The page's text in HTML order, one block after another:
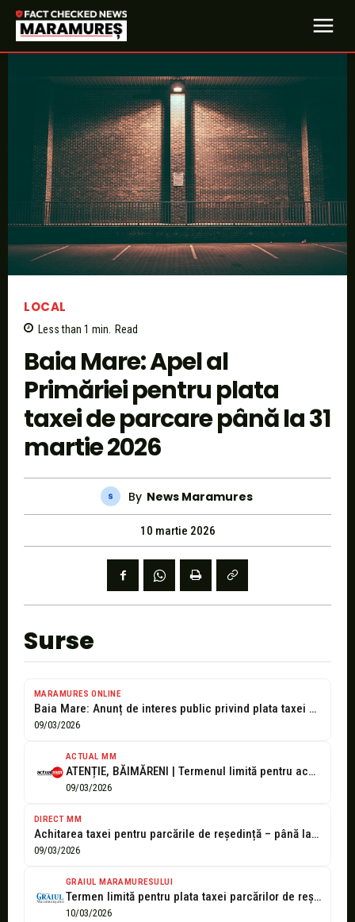
LOCAL
Less than 1 min. Read
Baia Mare: Apel al
Primăriei pentru plata
taxei de parcare până la 31
martie 2026
By News Maramures
10 martie 2026
Surse
MARAMURES ONLINE
Baia Mare: Anunț de interes public privind plata taxei pentru parcarea de...
09/03/2026
ACTUAL MM
ATENȚIE, BĂIMĂRENI | Termenul limită pentru achitarea taxei de parcare de reședință...
09/03/2026
DIRECT MM
Achitarea taxei pentru parcările de reședință – până la sfârșitul lunii
09/03/2026
GRAIUL MARAMURESULUI
Termen limită pentru plata taxei parcărilor de reședință din Baia Mare
10/03/2026